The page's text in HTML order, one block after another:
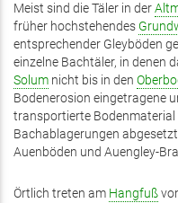
Meist sind die Täler in der
früher hochstehendes
entsprechender Gleyböden
einzelne Bachtäler, in denen
Solum nicht bis in den
Bodenerosion eingetragene
transportierte
Bachablagerungen
Auenböden und Auengley-
Örtlich treten am Hangfuß